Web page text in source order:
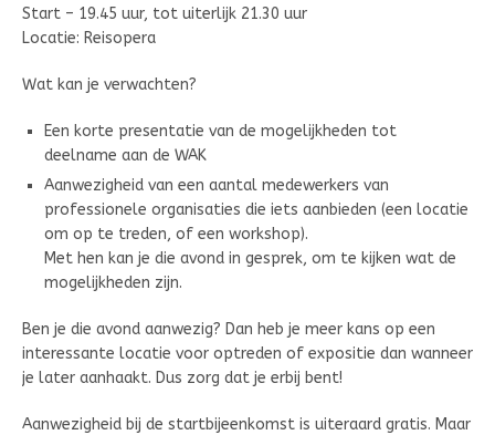
Start – 19.45 uur, tot uiterlijk 21.30 uur
Locatie: Reisopera
Wat kan je verwachten?
Een korte presentatie van de mogelijkheden tot
deelname aan de WAK
Aanwezigheid van een aantal medewerkers van
professionele organisaties die iets aanbieden (een locatie
om op te treden, of een workshop).
Met hen kan je die avond in gesprek, om te kijken wat de
mogelijkheden zijn.
Ben je die avond aanwezig? Dan heb je meer kans op een
interessante locatie voor optreden of expositie dan wanneer
je later aanhaakt. Dus zorg dat je erbij bent!
Aanwezigheid bij de startbijeenkomst is uiteraard gratis. Maar